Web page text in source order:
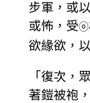
步軍，或
或怖，受ⓞ
欲緣欲，
「復次，
著鎧被袍